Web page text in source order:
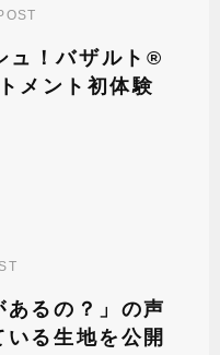
ュ！バザルト®︎
メント初体験
あるの？」の声
る生地を公開